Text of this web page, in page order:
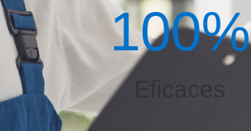
Eficaces
100%